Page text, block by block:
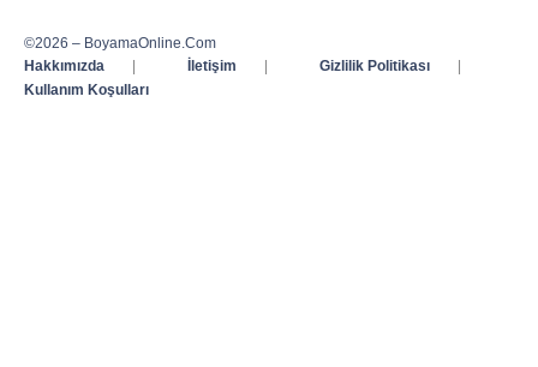
©2026 – BoyamaOnline.Com
Hakkımızda
| İletişim | Gizlilik Politikası
|
Kullanım Koşulları